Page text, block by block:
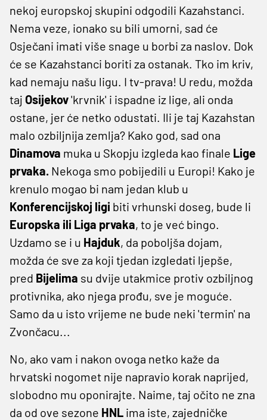
nekoj europskoj skupini odgodili Kazahstanci.
Nema veze, ionako su bili umorni, sad će
Osječani imati više snage u borbi za naslov. Dok
će se Kazahstanci boriti za ostanak. Tko im kriv,
kad nemaju našu ligu. I tv-prava! U redu, možda
taj Osijekov'krvnik' i ispadne iz lige, ali onda
ostane, jer će netko odustati. Ili je taj Kazahstan
malo ozbiljnija zemlja? Kako god, sad ona
Dinamova muka u Skopju izgleda kao finale Lige
prvaka. Nekoga smo pobijedili u Europi! Kako je
krenulo mogao bi nam jedan klub u
Konferencijskoj ligi biti vrhunski doseg, bude li
Europska ili Liga prvaka, to je već bingo.
Uzdamo se i u Hajduk, da poboljša dojam,
možda će sve za koji tjedan izgledati ljepše,
pred Bijelima su dvije utakmice protiv ozbiljnog
protivnika, ako njega prođu, sve je moguće.
Samo da u isto vrijeme ne bude neki 'termin' na
Zvončacu...
No, ako vam i nakon ovoga netko kaže da
hrvatski nogomet nije napravio korak naprijed,
slobodno mu oponirajte. Naime, taj očito ne zna
da od ove sezone HNL ima iste, zajedničke